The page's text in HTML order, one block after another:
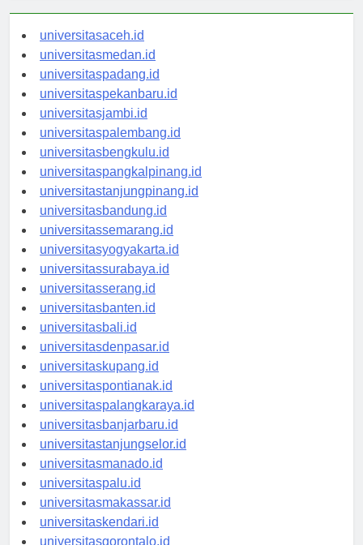
universitasaceh.id
universitasmedan.id
universitaspadang.id
universitaspekanbaru.id
universitasjambi.id
universitaspalembang.id
universitasbengkulu.id
universitaspangkalpinang.id
universitastanjungpinang.id
universitasbandung.id
universitassemarang.id
universitasyogyakarta.id
universitassurabaya.id
universitasserang.id
universitasbanten.id
universitasbali.id
universitasdenpasar.id
universitaskupang.id
universitaspontianak.id
universitaspalangkaraya.id
universitasbanjarbaru.id
universitastanjungselor.id
universitasmanado.id
universitaspalu.id
universitasmakassar.id
universitaskendari.id